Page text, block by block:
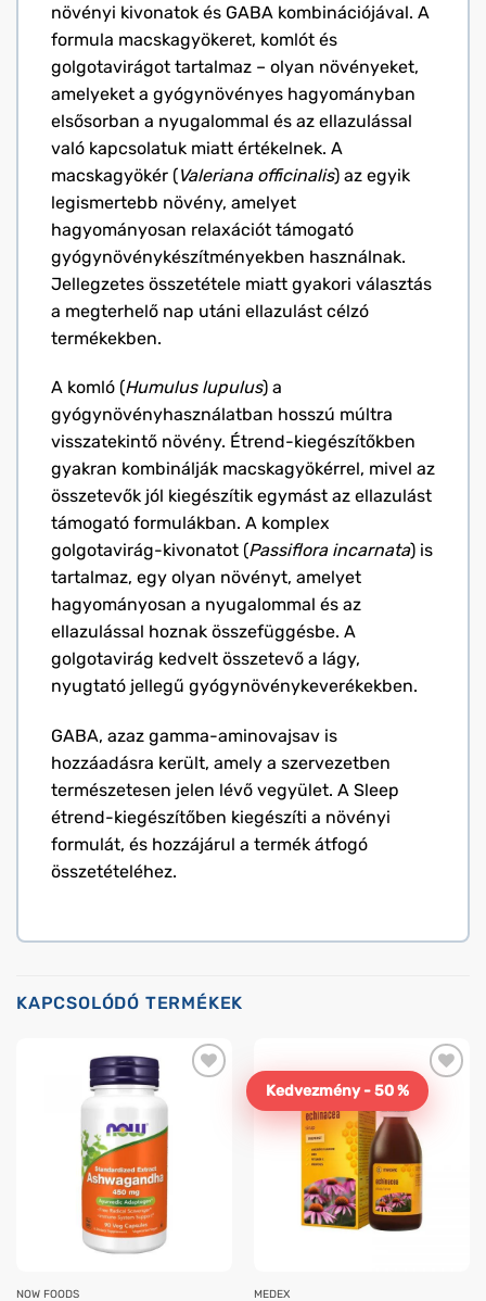
növényi kivonatok és GABA kombinációjával. A
formula macskagyökeret, komlót és
golgotavirágot tartalmaz – olyan növényeket,
amelyeket a gyógynövényes hagyományban
elsősorban a nyugalommal és az ellazulással
való kapcsolatuk miatt értékelnek. A
macskagyökér (Valeriana officinalis) az egyik
legismertebb növény, amelyet
hagyományosan relaxációt támogató
gyógynövénykészítményekben használnak.
Jellegzetes összetétele miatt gyakori választás
a megterhelő nap utáni ellazulást célzó
termékekben.
A komló (Humulus lupulus) a
gyógynövényhasználatban hosszú múltra
visszatekintő növény. Étrend-kiegészítőkben
gyakran kombinálják macskagyökérrel, mivel az
összetevők jól kiegészítik egymást az ellazulást
támogató formulákban. A komplex
golgotavirág-kivonatot (Passiflora incarnata) is
tartalmaz, egy olyan növényt, amelyet
hagyományosan a nyugalommal és az
ellazulással hoznak összefüggésbe. A
golgotavirág kedvelt összetevő a lágy,
nyugtató jellegű gyógynövénykeverékekben.
GABA, azaz gamma-aminovajsav is
hozzáadásra került, amely a szervezetben
természetesen jelen lévő vegyület. A Sleep
étrend-kiegészítőben kiegészíti a növényi
formulát, és hozzájárul a termék átfogó
összetételéhez.
KAPCSOLÓDÓ TERMÉKEK
NOW FOODS
Kedvezmény - 50 %
MEDEX